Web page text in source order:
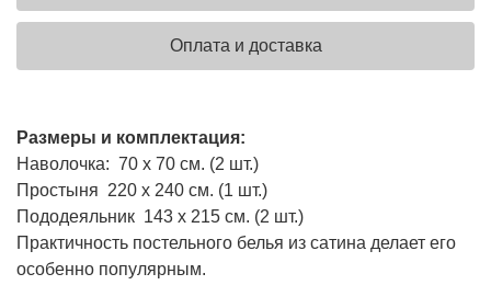
Оплата и доставка
Размеры и комплектация:
Наволочка: 70 х 70 см. (2 шт.)
Простыня 220 х 240 см. (1 шт.)
Пододеяльник 143 х 215 см. (2 шт.)
Практичность постельного белья из сатина делает его
особенно популярным.